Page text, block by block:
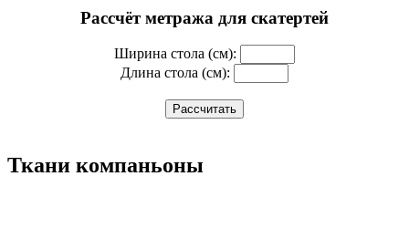
Рассчёт метража для скатертей
Ширина стола (см):
Длина стола (см):
Рассчитать
Ткани компаньоны